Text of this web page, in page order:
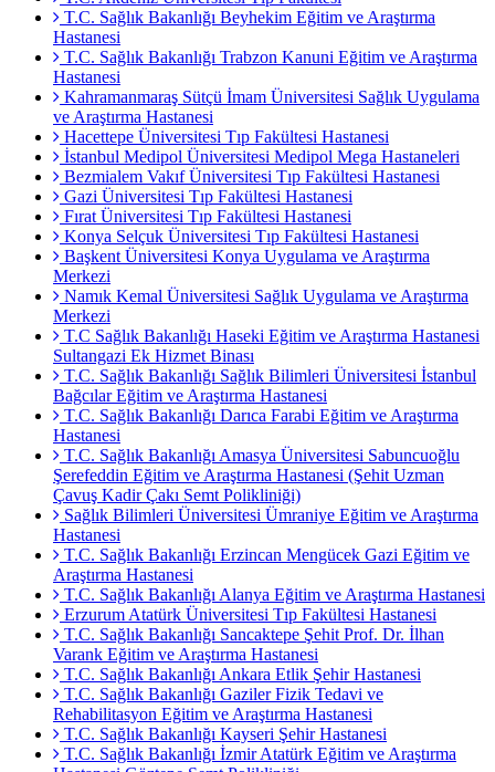
T.C. Sağlık Bakanlığı Beyhekim Eğitim ve Araştırma
Hastanesi
T.C. Sağlık Bakanlığı Trabzon Kanuni Eğitim ve Araştırma
Hastanesi
Kahramanmaraş Sütçü İmam Üniversitesi Sağlık Uygulama
ve Araştırma Hastanesi
Hacettepe Üniversitesi Tıp Fakültesi Hastanesi
İstanbul Medipol Üniversitesi Medipol Mega Hastaneleri
Bezmialem Vakıf Üniversitesi Tıp Fakültesi Hastanesi
Gazi Üniversitesi Tıp Fakültesi Hastanesi
Fırat Üniversitesi Tıp Fakültesi Hastanesi
Konya Selçuk Üniversitesi Tıp Fakültesi Hastanesi
Başkent Üniversitesi Konya Uygulama ve Araştırma
Merkezi
Namık Kemal Üniversitesi Sağlık Uygulama ve Araştırma
Merkezi
T.C Sağlık Bakanlığı Haseki Eğitim ve Araştırma Hastanesi
Sultangazi Ek Hizmet Binası
T.C. Sağlık Bakanlığı Sağlık Bilimleri Üniversitesi İstanbul
Bağcılar Eğitim ve Araştırma Hastanesi
T.C. Sağlık Bakanlığı Darıca Farabi Eğitim ve Araştırma
Hastanesi
T.C. Sağlık Bakanlığı Amasya Üniversitesi Sabuncuoğlu
Şerefeddin Eğitim ve Araştırma Hastanesi (Şehit Uzman
Çavuş Kadir Çakı Semt Polikliniği)
Sağlık Bilimleri Üniversitesi Ümraniye Eğitim ve Araştırma
Hastanesi
T.C. Sağlık Bakanlığı Erzincan Mengücek Gazi Eğitim ve
Araştırma Hastanesi
T.C. Sağlık Bakanlığı Alanya Eğitim ve Araştırma Hastanesi
Erzurum Atatürk Üniversitesi Tıp Fakültesi Hastanesi
T.C. Sağlık Bakanlığı Sancaktepe Şehit Prof. Dr. İlhan
Varank Eğitim ve Araştırma Hastanesi
T.C. Sağlık Bakanlığı Ankara Etlik Şehir Hastanesi
T.C. Sağlık Bakanlığı Gaziler Fizik Tedavi ve
Rehabilitasyon Eğitim ve Araştırma Hastanesi
T.C. Sağlık Bakanlığı Kayseri Şehir Hastanesi
T.C. Sağlık Bakanlığı İzmir Atatürk Eğitim ve Araştırma